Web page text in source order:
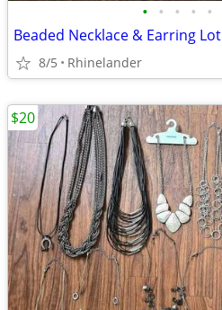
• • • • •
Beaded Necklace & Earring Lot
8/5 Rhinelander
$20